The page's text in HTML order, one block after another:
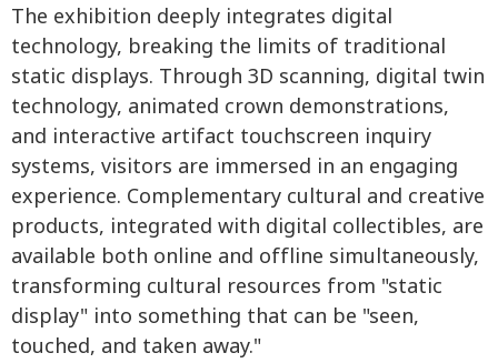
The exhibition deeply integrates digital
technology, breaking the limits of traditional
static displays. Through 3D scanning, digital twin
technology, animated crown demonstrations,
and interactive artifact touchscreen inquiry
systems, visitors are immersed in an engaging
experience. Complementary cultural and creative
products, integrated with digital collectibles, are
available both online and offline simultaneously,
transforming cultural resources from "static
display" into something that can be "seen,
touched, and taken away."